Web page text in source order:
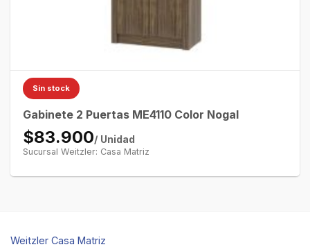
Sin stock
Gabinete 2 Puertas ME4110 Color Nogal
$83.900/ Unidad
Sucursal Weitzler: Casa Matriz
Weitzler Casa Matriz